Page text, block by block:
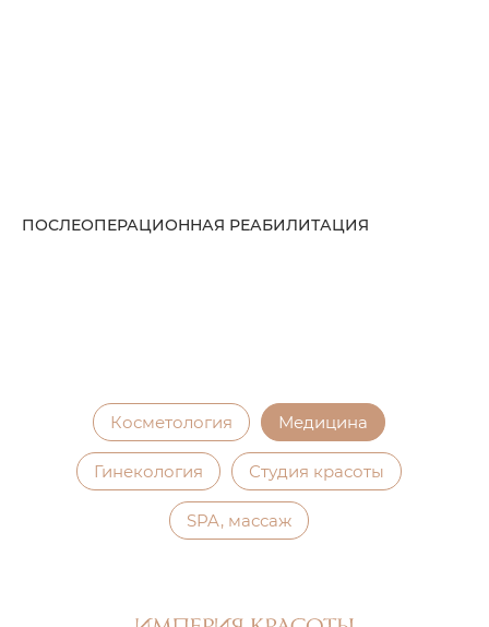
ПОСЛЕОПЕРАЦИОННАЯ РЕАБИЛИТАЦИЯ
Косметология Медицина
Гинекология Студия красоты
SPA, массаж